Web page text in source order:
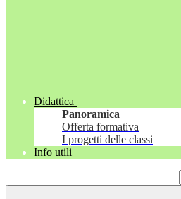
Didattica
Panoramica
Offerta formativa
I progetti delle classi
Info utili